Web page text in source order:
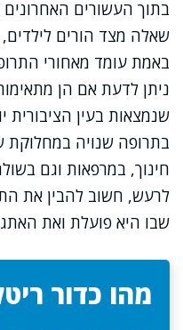
בתוך העשורים
שאלה מצד הורים לילדים,
באמת עומד מאחורי
ניתן לדעת אם הן
שנמצאות בעין הציבורית
בתרופה שנויה במחלוקת
חינוך, במרפאות וגם
לרעש, חשוב להבין את
שבו היא פועלת ואת
מהו כדור